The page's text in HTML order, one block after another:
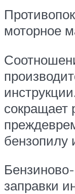
моторное
сокращает
бензопилу
заправки